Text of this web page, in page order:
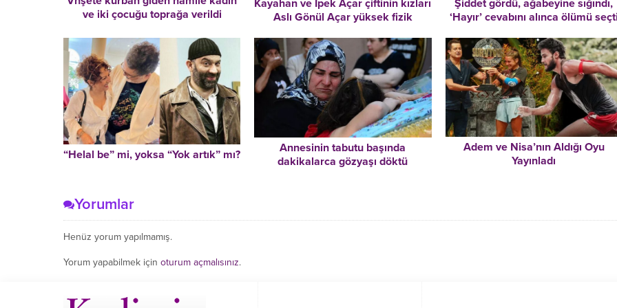
ve iki çocuğu toprağa verildi
Kayahan ve İpek Açar çiftinin kızları
Aslı Gönül Açar yüksek fizik
Şiddet gördü, ağabeyine sığındı,
‘Hayır’ cevabını alınca ölümü
“Helal be” mi, yoksa “Yok artık” mı?
Annesinin tabutu başında
dakikalarca gözyaşı döktü
Adem ve Nisa’nın Aldığı Oyu
Yayınladı
Yorumlar
Henüz yorum yapılmamış.
Yorum yapabilmek için oturum açmalısınız.